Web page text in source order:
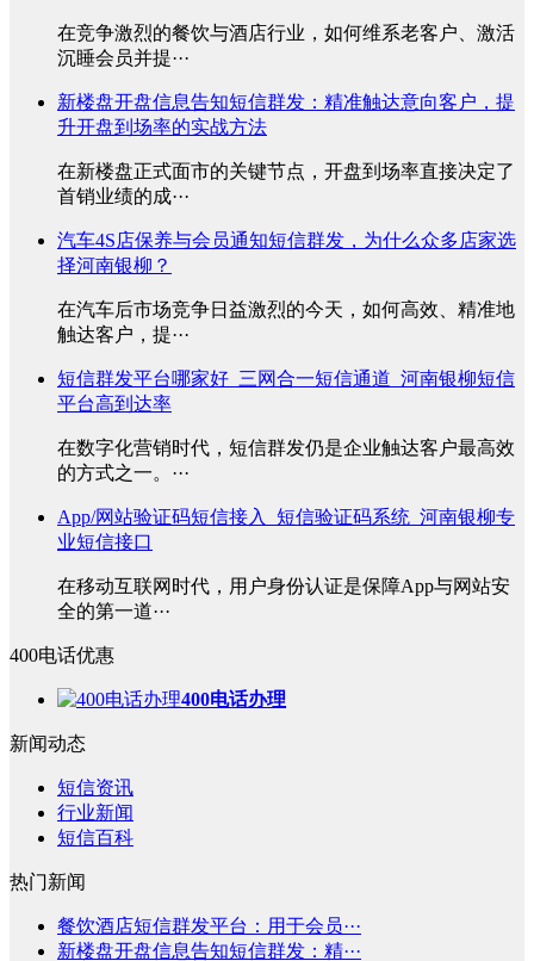
在竞争激烈的餐饮与酒店行业，如何维系老客户、激活
沉睡会员并提···
新楼盘开盘信息告知短信群发：精准触达意向客户，提
升开盘到场率的实战方法
在新楼盘正式面市的关键节点，开盘到场率直接决定了
首销业绩的成···
汽车4S店保养与会员通知短信群发，为什么众多店家选
择河南银柳？
在汽车后市场竞争日益激烈的今天，如何高效、精准地
触达客户，提···
短信群发平台哪家好_三网合一短信通道_河南银柳短信
平台高到达率
在数字化营销时代，短信群发仍是企业触达客户最高效
的方式之一。···
App/网站验证码短信接入_短信验证码系统_河南银柳专
业短信接口
在移动互联网时代，用户身份认证是保障App与网站安
全的第一道···
400电话优惠
400电话办理
新闻动态
短信资讯
行业新闻
短信百科
热门新闻
餐饮酒店短信群发平台：用于会员···
新楼盘开盘信息告知短信群发：精···